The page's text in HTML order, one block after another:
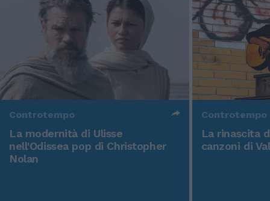
Controtempo
La modernità di Ulisse
nell'Odissea pop di Christopher
Nolan
Controtempo
La rinascita
canzoni di